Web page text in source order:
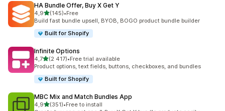
HA Bundle Offer, Buy X Get Y
4,9av 5 stjerner
(145)
Totalt 145 omtaler
•Free
Build fast bundle upsell, BYOB, BOGO product bundle builder
Built for Shopify
Infinite Options
4,7av 5 stjerner
(2 417)
Totalt 2417 omtaler
•Free trial available
Product options, text fields, buttons, checkboxes, and bundles
Built for Shopify
MBC Mix and Match Bundles App
4,9av 5 stjerner
(351)
Totalt 351 omtaler
•Free to install